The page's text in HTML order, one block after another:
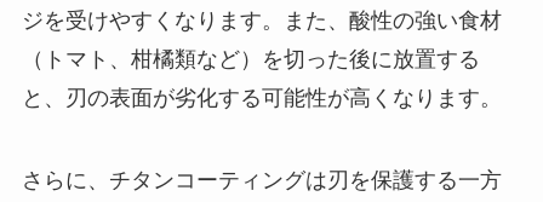
ジを受けやすくなります。また、酸性の強い食材
（トマト、柑橘類など）を切った後に放置する
と、刃の表面が劣化する可能性が高くなります。
さらに、チタンコーティングは刃を保護する一方